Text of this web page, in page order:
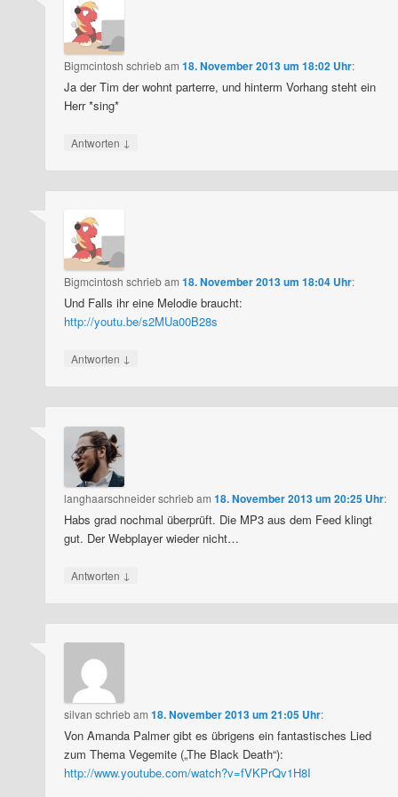
Bigmcintosh schriebam18. November 2013 um 18:02 Uhr:
Ja der Tim der wohnt parterre, und hinterm Vorhang steht ein
Herr *sing*
Antworten ↓
Bigmcintosh schriebam18. November 2013 um 18:04 Uhr:
Und Falls ihr eine Melodie braucht:
http://youtu.be/s2MUa00B28s
Antworten ↓
langhaarschneiderschriebam18. November 2013 um 20:25 Uhr:
Habs grad nochmal überprüft. Die MP3 aus dem Feed klingt
gut. Der Webplayer wieder nicht…
Antworten ↓
silvan schriebam18. November 2013 um 21:05 Uhr:
Von Amanda Palmer gibt es übrigens ein fantastisches Lied
zum Thema Vegemite („The Black Death“):
http://www.youtube.com/watch?v=fVKPrQv1H8I